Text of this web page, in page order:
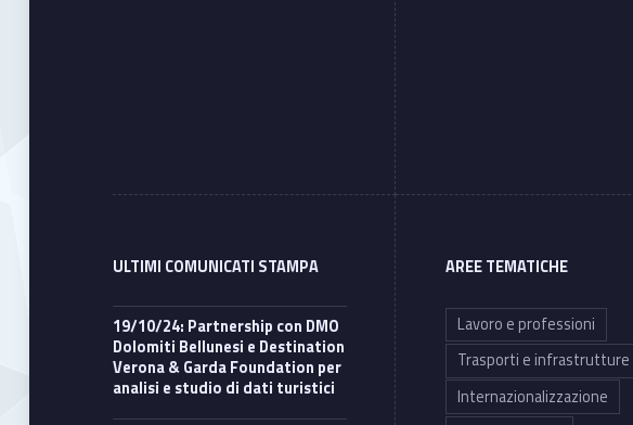
ULTIMI COMUNICATI STAMPA
19/10/24: Partnership con DMO
Dolomiti Bellunesi e Destination
Verona & Garda Foundation per
analisi e studio di dati turistici
AREE TEMATICHE
Lavoro e professioni
Trasporti e infrastrutture
Internazionalizzazione